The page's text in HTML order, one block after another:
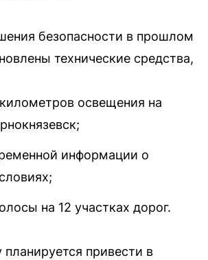
безопасности в прошлом
технические средства,
освещения на
информации о
на 12 участках дорог.
привести в